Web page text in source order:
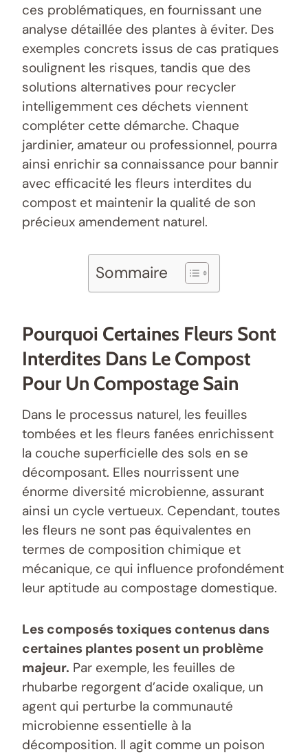
ces problématiques, en fournissant une
analyse détaillée des plantes à éviter. Des
exemples concrets issus de cas pratiques
soulignent les risques, tandis que des
solutions alternatives pour recycler
intelligemment ces déchets viennent
compléter cette démarche. Chaque
jardinier, amateur ou professionnel, pourra
ainsi enrichir sa connaissance pour bannir
avec efficacité les fleurs interdites du
compost et maintenir la qualité de son
précieux amendement naturel.
Sommaire
Pourquoi Certaines Fleurs Sont
Interdites Dans Le Compost
Pour Un Compostage Sain
Dans le processus naturel, les feuilles
tombées et les fleurs fanées enrichissent
la couche superficielle des sols en se
décomposant. Elles nourrissent une
énorme diversité microbienne, assurant
ainsi un cycle vertueux. Cependant, toutes
les fleurs ne sont pas équivalentes en
termes de composition chimique et
mécanique, ce qui influence profondément
leur aptitude au compostage domestique.
Les composés toxiques contenus dans
certaines plantes posent un problème
majeur. Par exemple, les feuilles de
rhubarbe regorgent d’acide oxalique, un
agent qui perturbe la communauté
microbienne essentielle à la
décomposition. Il agit comme un poison